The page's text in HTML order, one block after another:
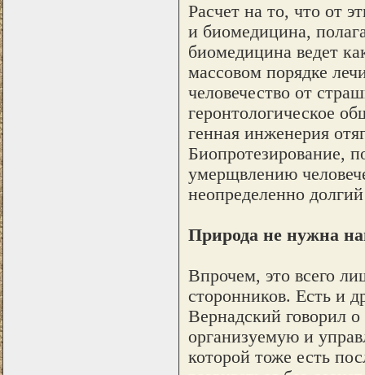
Расчет на то, что от
и биомедицина,
биомедицина ведет
массовом порядке
человечество от
геронтологическое
генная инженерия
Биопротезирование,
умерщвлению
неопределенно
Природа не нужна
Впрочем, это всего
сторонников. Есть и
Вернадский говорил
организуемую и
которой тоже есть